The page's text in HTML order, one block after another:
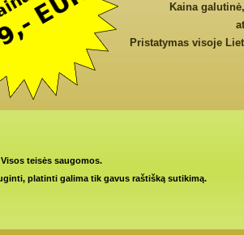
Kaina
Pristatymas visoje
Visos teisės saugomos.
platinti galima tik gavus raštišką sutikimą.